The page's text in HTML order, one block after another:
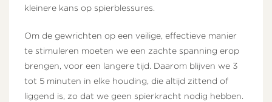
kleinere kans op spierblessures.
Om de gewrichten op een veilige, effectieve manier
te stimuleren moeten we een zachte spanning erop
brengen, voor een langere tijd. Daarom blijven we 3
tot 5 minuten in elke houding, die altijd zittend of
liggend is, zo dat we geen spierkracht nodig hebben.